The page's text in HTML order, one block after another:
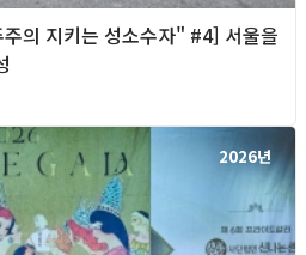
의 지키는 성소수자" #4] 서울을
2026년